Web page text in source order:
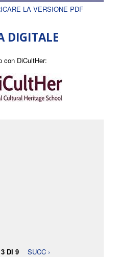
LA VERSIONE PDF
DIGITALE
con DiCultHer:
3 DI 9 SUCC ›